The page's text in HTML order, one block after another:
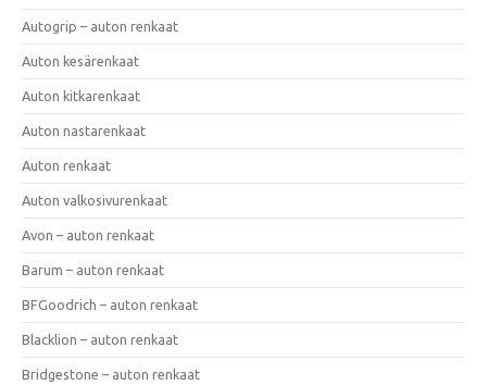
Autogrip – auton renkaat
Auton kesärenkaat
Auton kitkarenkaat
Auton nastarenkaat
Auton renkaat
Auton valkosivurenkaat
Avon – auton renkaat
Barum – auton renkaat
BFGoodrich – auton renkaat
Blacklion – auton renkaat
Bridgestone – auton renkaat